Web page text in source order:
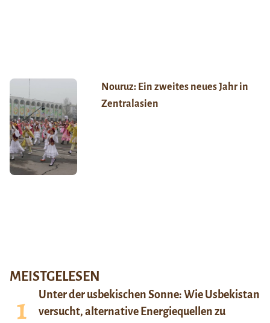
Nouruz: Ein zweites neues Jahr in
Zentralasien
MEISTGELESEN
Unter der usbekischen Sonne: Wie Usbekistan
versucht, alternative Energiequellen zu